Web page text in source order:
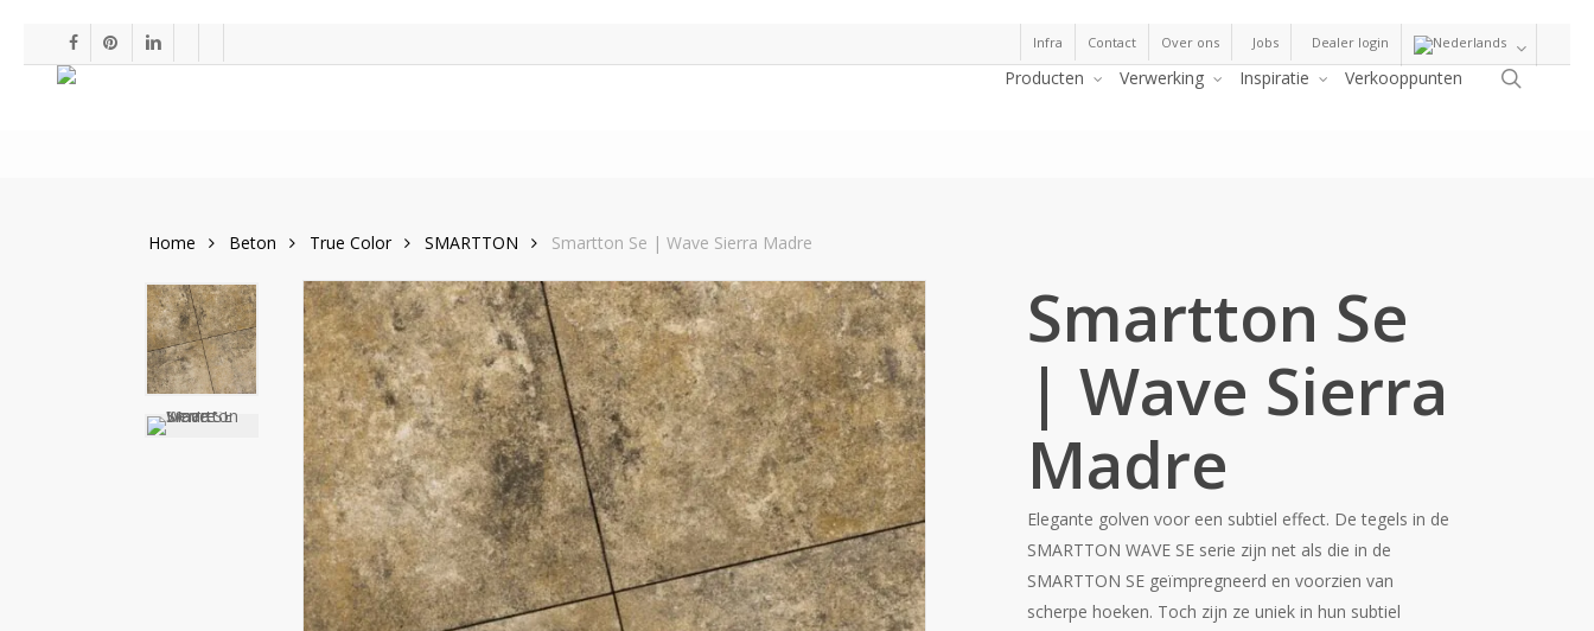
facebookpinterestlinkedin
Infra Contact Over ons Jobs Dealer login
Producten Verwerking Inspiratie Verkooppunten
Home Beton True Color SMARTTON Smartton Se | Wave Sierra Madre
Smartton Se
| Wave Sierra
Madre
Elegante golven voor een subtiel effect. De tegels in de
SMARTTON WAVE SE serie zijn net als die in de
SMARTTON SE geïmpregneerd en voorzien van
scherpe hoeken. Toch zijn ze uniek in hun subtiel